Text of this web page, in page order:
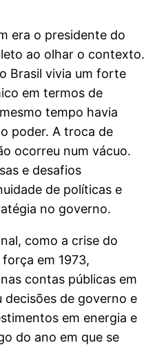
era o presidente do
ao olhar o contexto.
Brasil vivia um forte
em termos de
tempo havia
poder. A troca de
ocorreu num vácuo.
e desafios
de políticas e
no governo.
como a crise do
em 1973,
contas públicas em
decisões de governo e
em energia e
do ano em que se